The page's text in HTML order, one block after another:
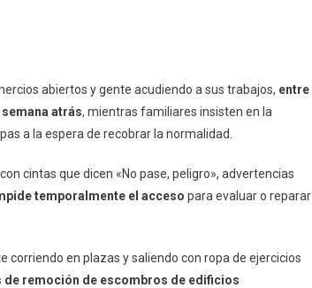
abiertos y gente acudiendo a sus trabajos, entre
atrás, mientras familiares insisten en la
a la espera de recobrar la normalidad.
cintas que dicen «No pase, peligro», advertencias
temporalmente el acceso para evaluar o reparar
corriendo en plazas y saliendo con ropa de ejercicios
de remoción de escombros de edificios